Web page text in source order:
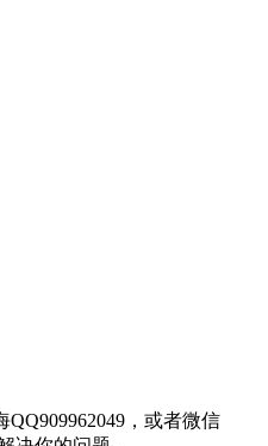
QQ909962049，或者微信